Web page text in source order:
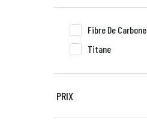
Fibre De Carbone
Titane
PRIX